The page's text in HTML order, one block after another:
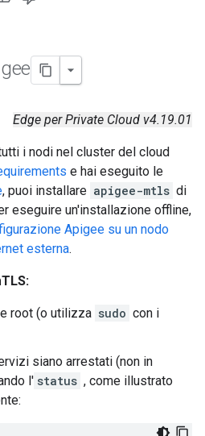
Edge per Private Cloud v4.19.01
i nodi nel cluster del cloud
e hai eseguito le
, puoi installare apigee-mtls di
eseguire un'installazione offline,
Apigee su un nodo
esterna.
root (o utilizza sudo con i
siano arrestati (non in
l' status , come illustrato